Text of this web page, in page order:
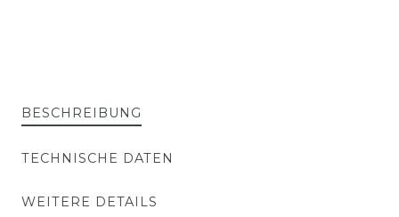
BESCHREIBUNG
TECHNISCHE DATEN
WEITERE DETAILS